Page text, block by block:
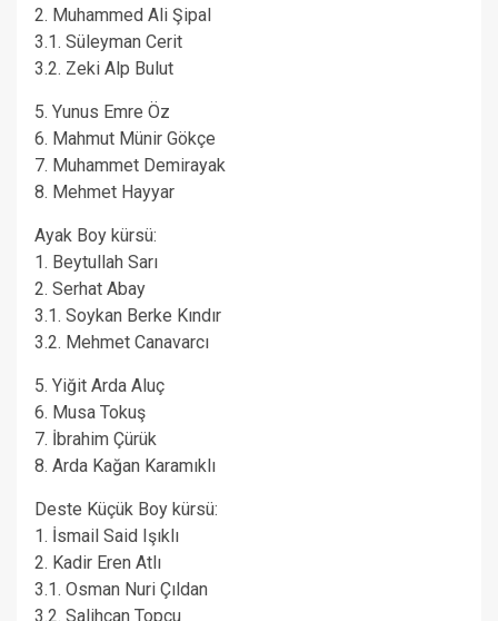
2. Muhammed Ali Şipal
3.1. Süleyman Cerit
3.2. Zeki Alp Bulut
5. Yunus Emre Öz
6. Mahmut Münir Gökçe
7. Muhammet Demirayak
8. Mehmet Hayyar
Ayak Boy kürsü:
1. Beytullah Sarı
2. Serhat Abay
3.1. Soykan Berke Kındır
3.2. Mehmet Canavarcı
5. Yiğit Arda Aluç
6. Musa Tokuş
7. İbrahim Çürük
8. Arda Kağan Karamıklı
Deste Küçük Boy kürsü:
1. İsmail Said Işıklı
2. Kadir Eren Atlı
3.1. Osman Nuri Çıldan
3.2. Salihcan Topcu